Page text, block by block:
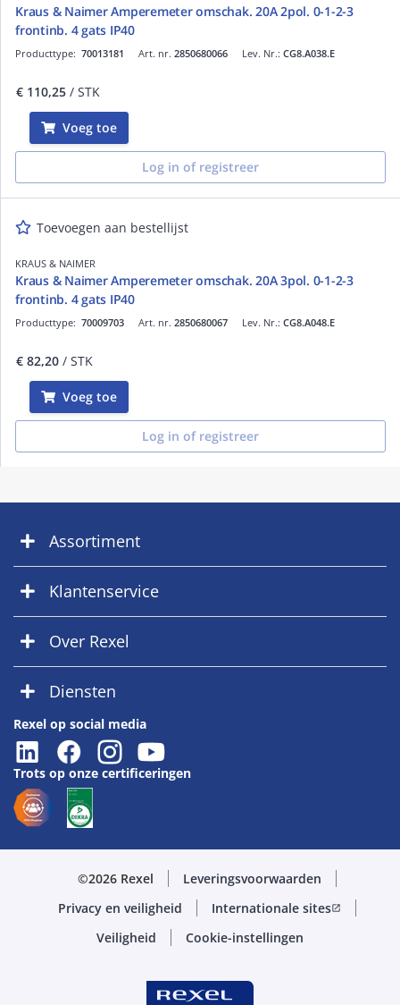
Kraus & Naimer Amperemeter omschak. 20A 2pol. 0-1-2-3
frontinb. 4 gats IP40
Art. nr. 2850680066
Producttype: 70013181 Lev. Nr.: CG8.A038.E
€ 110,25 / STK
Voeg toe
Log in of registreer
Toevoegen aan bestellijst
KRAUS & NAIMER
Kraus & Naimer Amperemeter omschak. 20A 3pol. 0-1-2-3
frontinb. 4 gats IP40
Art. nr. 2850680067
Producttype: 70009703 Lev. Nr.: CG8.A048.E
€ 82,20 / STK
Voeg toe
Log in of registreer
Assortiment
Klantenservice
Over Rexel
Diensten
Rexel op social media
Trots op onze certificeringen
©2026 Rexel
Leveringsvoorwaarden
Privacy en veiligheid
Internationale sitesopen_in_new
Veiligheid Cookie-instellingen